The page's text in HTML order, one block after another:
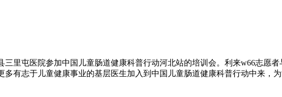
里屯医院参加中国儿童肠道健康科普行动河北站的培训会。利来w66志愿
有志于儿童健康事业的基层医生加入到中国儿童肠道健康科普行动中来，为